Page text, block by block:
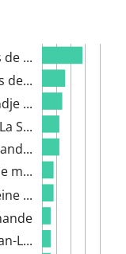
L...
...
m...
S...
...
de...
...